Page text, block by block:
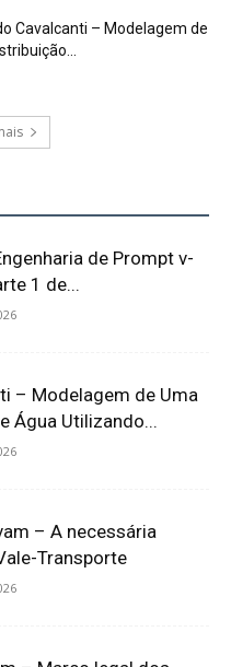
Cavalcanti – Modelagem de
de Prompt v-
1 de...
– Modelagem de Uma
Água Utilizando...
– A necessária
Transporte